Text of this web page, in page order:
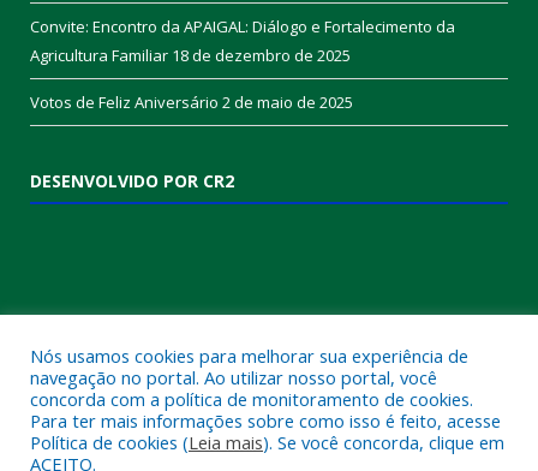
Convite: Encontro da APAIGAL: Diálogo e Fortalecimento da
Agricultura Familiar 18 de dezembro de 2025
Votos de Feliz Aniversário 2 de maio de 2025
DESENVOLVIDO POR CR2
Muito mais quecriar siteousistema para prefeituras!
Realizamos umaassessoriacompleta, onde garantimos em
Nós usamos cookies para melhorar sua experiência de
navegação no portal. Ao utilizar nosso portal, você
concorda com a política de monitoramento de cookies.
Para ter mais informações sobre como isso é feito, acesse
Política de cookies (Leia mais). Se você concorda, clique em
ACEITO.